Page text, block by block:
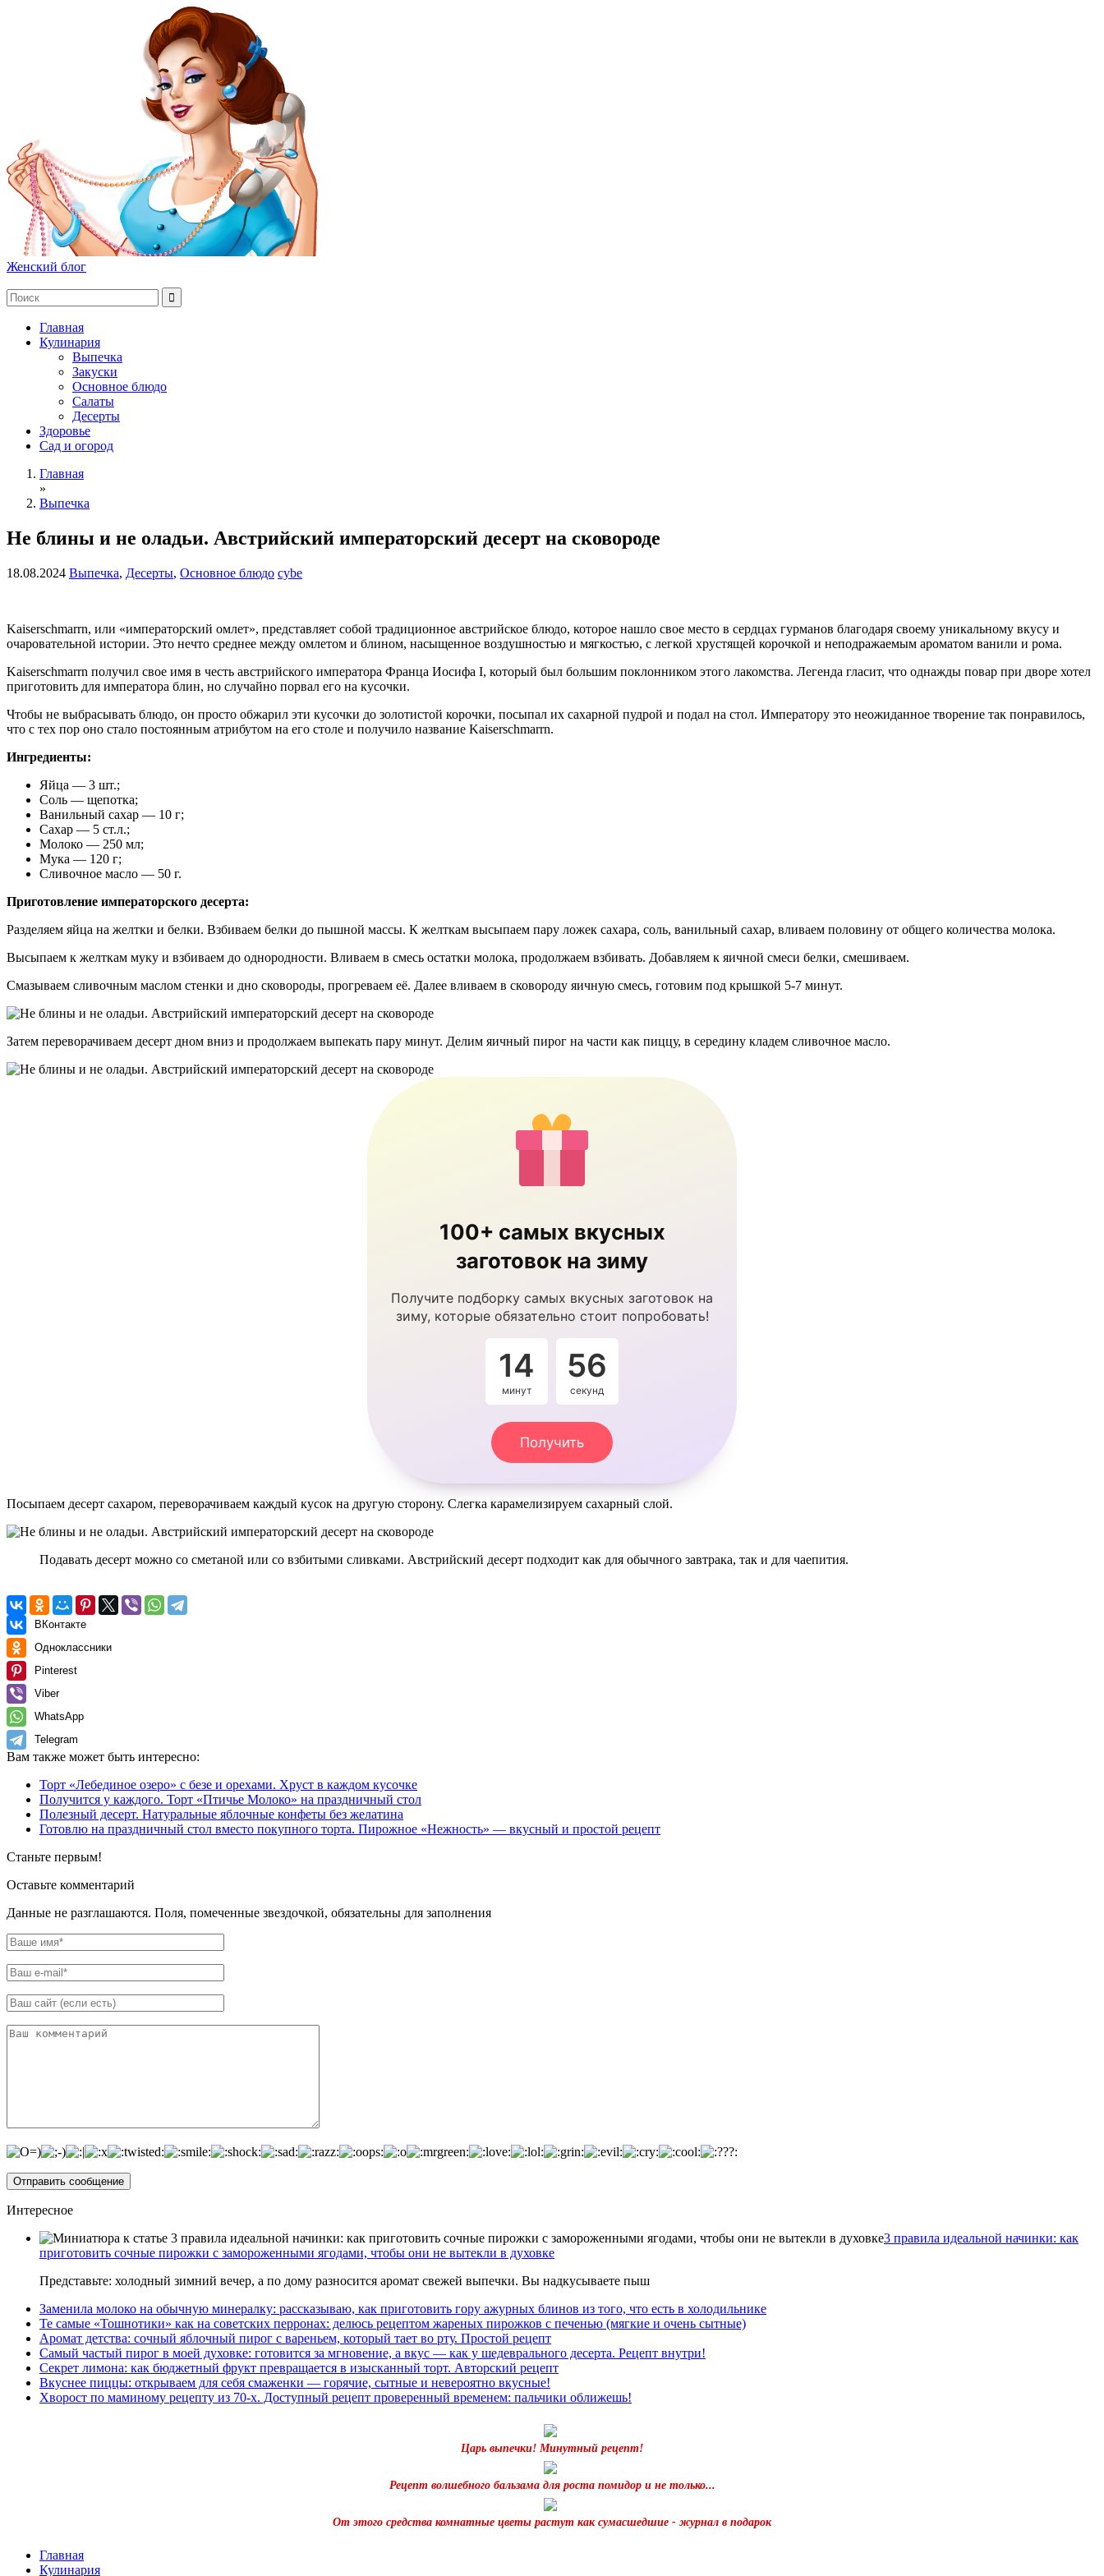
Женский блог
Главная
Кулинария
Выпечка
Закуски
Основное блюдо
Салаты
Десерты
Здоровье
Сад и огород
Главная
»
Выпечка
Не блины и не оладьи. Австрийский императорский десерт на сковороде
18.08.2024 Выпечка, Десерты, Основное блюдо cybe
Kaiserschmarrn, или «императорский омлет», представляет собой традиционное австрийское блюдо, которое нашло свое место в сердцах гурманов благодаря своему уникальному вкусу и
очаровательной истории. Это нечто среднее между омлетом и блином, насыщенное воздушностью и мягкостью, с легкой хрустящей корочкой и неподражаемым ароматом ванили и рома.
Kaiserschmarrn получил свое имя в честь австрийского императора Франца Иосифа I, который был большим поклонником этого лакомства. Легенда гласит, что однажды повар при дворе хотел
приготовить для императора блин, но случайно порвал его на кусочки.
Чтобы не выбрасывать блюдо, он просто обжарил эти кусочки до золотистой корочки, посыпал их сахарной пудрой и подал на стол. Императору это неожиданное творение так понравилось,
что с тех пор оно стало постоянным атрибутом на его столе и получило название Kaiserschmarrn.
Ингредиенты:
Яйца — 3 шт.;
Соль — щепотка;
Ванильный сахар — 10 г;
Сахар — 5 ст.л.;
Молоко — 250 мл;
Мука — 120 г;
Сливочное масло — 50 г.
Приготовление императорского десерта:
Разделяем яйца на желтки и белки. Взбиваем белки до пышной массы. К желткам высыпаем пару ложек сахара, соль, ванильный сахар, вливаем половину от общего количества молока.
Высыпаем к желткам муку и взбиваем до однородности. Вливаем в смесь остатки молока, продолжаем взбивать. Добавляем к яичной смеси белки, смешиваем.
Смазываем сливочным маслом стенки и дно сковороды, прогреваем её. Далее вливаем в сковороду яичную смесь, готовим под крышкой 5-7 минут.
Затем переворачиваем десерт дном вниз и продолжаем выпекать пару минут. Делим яичный пирог на части как пиццу, в середину кладем сливочное масло.
100+ самых вкусных
заготовок на зиму
Получите подборку самых вкусных заготовок на
зиму, которые обязательно стоит попробовать!
14
минут
55
секунд
Получить
Посыпаем десерт сахаром, переворачиваем каждый кусок на другую сторону. Слегка карамелизируем сахарный слой.
Подавать десерт можно со сметаной или со взбитыми сливками. Австрийский десерт подходит как для обычного завтрака, так и для чаепития.
ВКонтакте
Одноклассники
Pinterest
Viber
WhatsApp
Telegram
Вам также может быть интересно:
Торт «Лебединое озеро» с безе и орехами. Хруст в каждом кусочке
Получится у каждого. Торт «Птичье Молоко» на праздничный стол
Полезный десерт. Натуральные яблочные конфеты без желатина
Готовлю на праздничный стол вместо покупного торта. Пирожное «Нежность» — вкусный и простой рецепт
Станьте первым!
Оставьте комментарий
Данные не разглашаются. Поля, помеченные звездочкой, обязательны для заполнения
Интересное
3 правила идеальной начинки: как
приготовить сочные пирожки с замороженными ягодами, чтобы они не вытекли в духовке
Представьте: холодный зимний вечер, а по дому разносится аромат свежей выпечки. Вы надкусываете пыш
Заменила молоко на обычную минералку: рассказываю, как приготовить гору ажурных блинов из того, что есть в холодильнике
Те самые «Тошнотики» как на советских перронах: делюсь рецептом жареных пирожков с печенью (мягкие и очень сытные)
Аромат детства: сочный яблочный пирог с вареньем, который тает во рту. Простой рецепт
Самый частый пирог в моей духовке: готовится за мгновение, а вкус — как у шедеврального десерта. Рецепт внутри!
Секрет лимона: как бюджетный фрукт превращается в изысканный торт. Авторский рецепт
Вкуснее пиццы: открываем для себя смаженки — горячие, сытные и невероятно вкусные!
Хворост по маминому рецепту из 70-х. Доступный рецепт проверенный временем: пальчики оближешь!
Царь выпечки! Минутный рецепт!
Рецепт волшебного бальзама для роста помидор и не только...
От этого средства комнатные цветы растут как сумасшедшие - журнал в подарок
Главная
Кулинария